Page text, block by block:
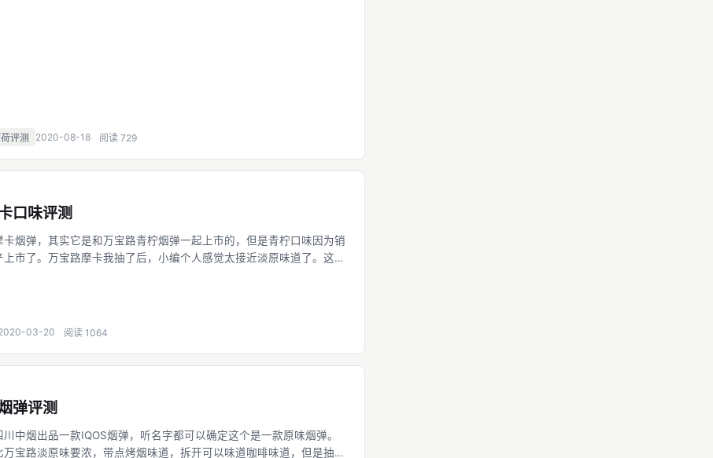
评测 2020-08-18 阅读 729
口味评测
卡烟弹，其实它是和万宝路青柠烟弹一起上市的，但是青柠口味因为销
上市了。万宝路摩卡我抽了后，小编个人感觉太接近淡原味道了。这也
03-20 阅读 1064
弹评测
中烟出品一款IQOS烟弹，听名字都可以确定这个是一款原味烟弹。
万宝路淡原味要浓，带点烤烟味道，拆开可以味道咖啡味道，但是抽起